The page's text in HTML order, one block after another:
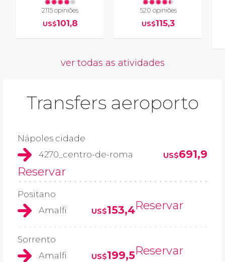
2115 opiniões
US$101,8
520 opiniões
US$115,3
ver todas as atividades
Transfers aeroporto
Nápoles cidade
4270_centro-de-roma
US$691,9
Reservar
Positano
Amalfi
US$153,4Reservar
Sorrento
Amalfi
US$199,5Reservar